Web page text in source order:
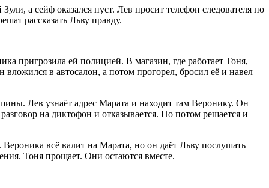
а сейф оказался пуст. Лев просит телефон следователя по
рассказать Льву правду.
пригрозила ей полицией. В магазин, где работает Тоня,
в автосалон, а потом прогорел, бросил её и навел
Лев узнаёт адрес Марата и находит там Веронику. Он
на диктофон и отказывается. Но потом решается и
всё валит на Марата, но он даёт Льву послушать
Тоня прощает. Они остаются вместе.